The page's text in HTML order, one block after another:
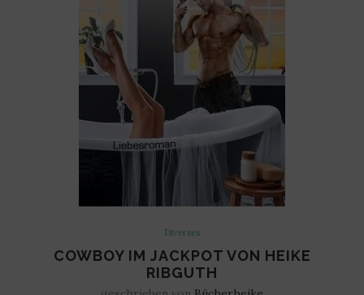
Diverses
COWBOY IM JACKPOT VON HEIKE
RIBGUTH